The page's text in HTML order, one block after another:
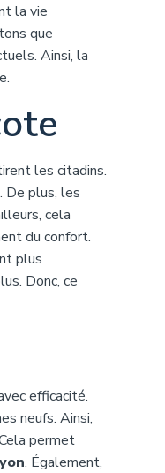
la vie
que
Ainsi, la
les citadins.
De plus, les
cela
du confort.
plus
Donc, ce
efficacité.
neufs. Ainsi,
permet
. Également,